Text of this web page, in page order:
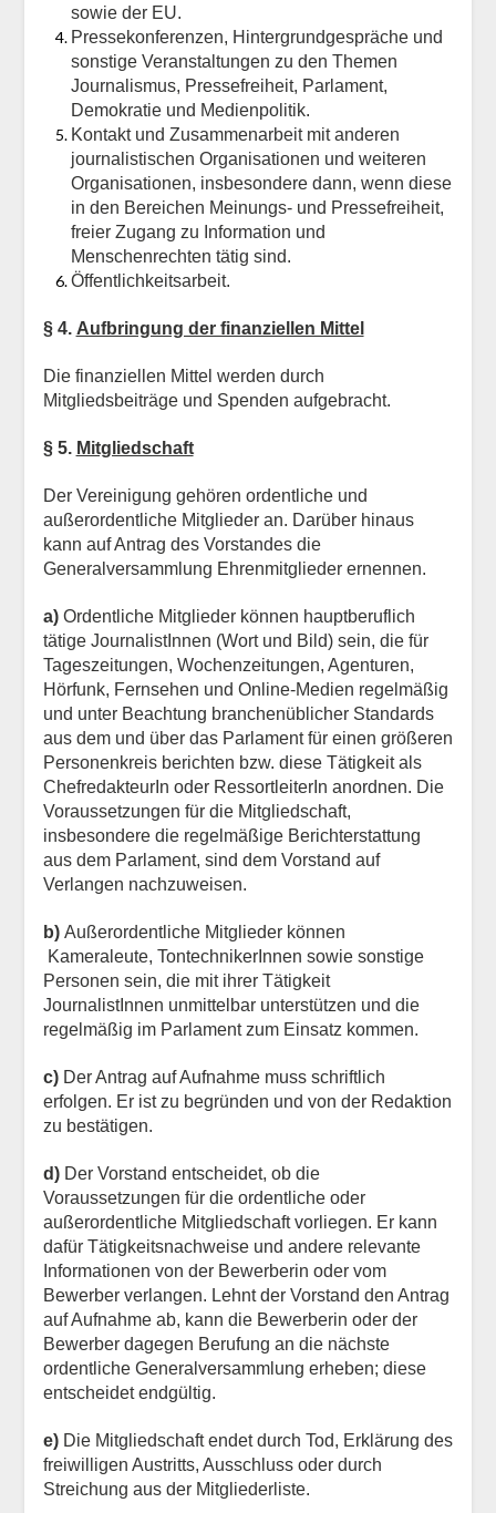
sowie der EU.
Pressekonferenzen, Hintergrundgespräche und
sonstige Veranstaltungen zu den Themen
Journalismus, Pressefreiheit, Parlament,
Demokratie und Medienpolitik.
Kontakt und Zusammenarbeit mit anderen
journalistischen Organisationen und weiteren
Organisationen, insbesondere dann, wenn diese
in den Bereichen Meinungs- und Pressefreiheit,
freier Zugang zu Information und
Menschenrechten tätig sind.
Öffentlichkeitsarbeit.
§ 4. Aufbringung der finanziellen Mittel
Die finanziellen Mittel werden durch
Mitgliedsbeiträge und Spenden aufgebracht.
§ 5. Mitgliedschaft
Der Vereinigung gehören ordentliche und
außerordentliche Mitglieder an. Darüber hinaus
kann auf Antrag des Vorstandes die
Generalversammlung Ehrenmitglieder ernennen.
a)Ordentliche Mitglieder können hauptberuflich
tätige JournalistInnen (Wort und Bild) sein, die für
Tageszeitungen, Wochenzeitungen, Agenturen,
Hörfunk, Fernsehen und Online-Medien regelmäßig
und unter Beachtung branchenüblicher Standards
aus dem und über das Parlament für einen größeren
Personenkreis berichten bzw. diese Tätigkeit als
ChefredakteurIn oder RessortleiterIn anordnen. Die
Voraussetzungen für die Mitgliedschaft,
insbesondere die regelmäßige Berichterstattung
aus dem Parlament, sind dem Vorstand auf
Verlangen nachzuweisen.
b)Außerordentliche Mitglieder können
Kameraleute, TontechnikerInnen sowie sonstige
Personen sein, die mit ihrer Tätigkeit
JournalistInnen unmittelbar unterstützen und die
regelmäßig im Parlament zum Einsatz kommen.
c)Der Antrag auf Aufnahme muss schriftlich
erfolgen. Er ist zu begründen und von der Redaktion
zu bestätigen.
d)Der Vorstand entscheidet, ob die
Voraussetzungen für die ordentliche oder
außerordentliche Mitgliedschaft vorliegen. Er kann
dafür Tätigkeitsnachweise und andere relevante
Informationen von der Bewerberin oder vom
Bewerber verlangen. Lehnt der Vorstand den Antrag
auf Aufnahme ab, kann die Bewerberin oder der
Bewerber dagegen Berufung an die nächste
ordentliche Generalversammlung erheben; diese
entscheidet endgültig.
e)Die Mitgliedschaft endet durch Tod, Erklärung des
freiwilligen Austritts, Ausschluss oder durch
Streichung aus der Mitgliederliste.